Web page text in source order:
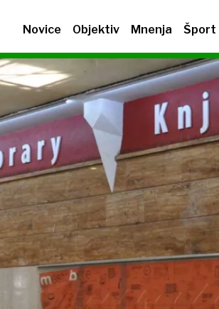
Novice Objektiv Mnenja Šport